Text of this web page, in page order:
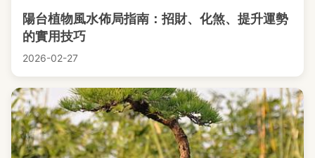
陽台植物風水佈局指南：招財、化煞、提升運勢
的實用技巧
2026-02-27